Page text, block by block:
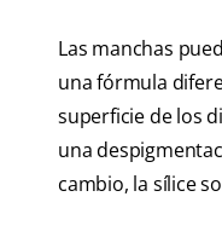
Las manchas
una fórmula
superficie de los
una
cambio, la sílice